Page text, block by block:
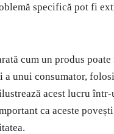
specifică pot fi
cum un produs
a unui consumator,
acest lucru într-
ca aceste